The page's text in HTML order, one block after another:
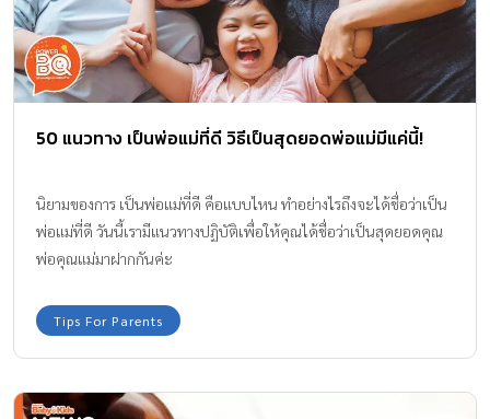
50 แนวทาง เป็นพ่อแม่ที่ดี วิธีเป็นสุดยอดพ่อแม่มีแค่นี้!
นิยามของการ เป็นพ่อแม่ที่ดี คือแบบไหน ทำอย่างไรถึงจะได้ชื่อว่าเป็น
พ่อแม่ที่ดี วันนี้เรามีแนวทางปฏิบัติเพื่อให้คุณได้ชื่อว่าเป็นสุดยอดคุณ
พ่อคุณแม่มาฝากกันค่ะ
Tips For Parents